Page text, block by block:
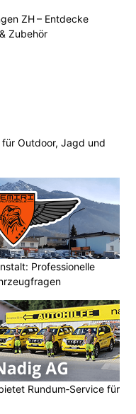
ZH – Entdecke
Zubehör
Outdoor, Jagd und
Professionelle
Rundum‑Service für